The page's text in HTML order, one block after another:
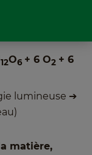
le dioxyde de
12O6 + 6 O2 + 6
lumineuse ➔
matière,